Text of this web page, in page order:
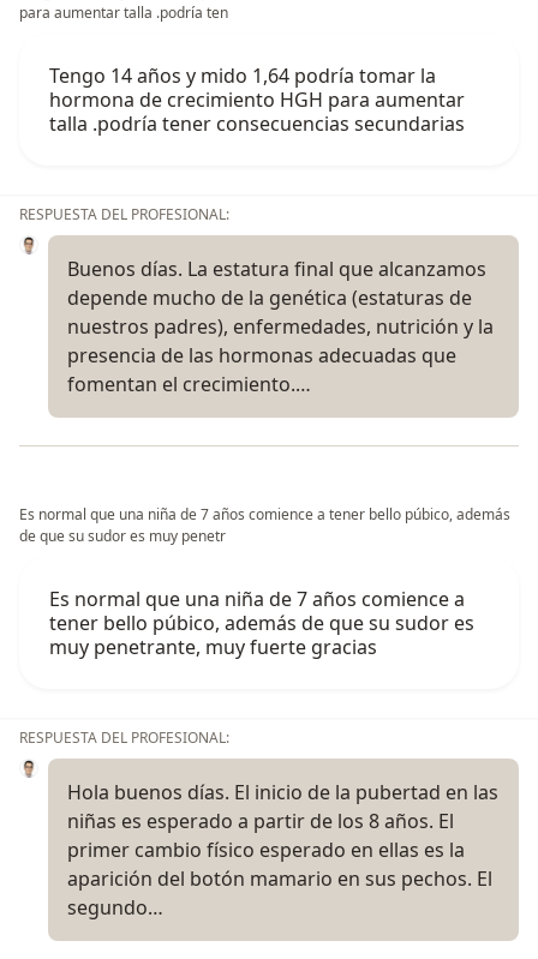
para aumentar talla .podría ten
Tengo 14 años y mido 1,64 podría tomar la
hormona de crecimiento HGH para aumentar
talla .podría tener consecuencias secundarias
RESPUESTA DEL PROFESIONAL:
Buenos días. La estatura final que alcanzamos
depende mucho de la genética (estaturas de
nuestros padres), enfermedades, nutrición y la
presencia de las hormonas adecuadas que
fomentan el crecimiento.…
Es normal que una niña de 7 años comience a tener bello púbico, además
de que su sudor es muy penetr
Es normal que una niña de 7 años comience a
tener bello púbico, además de que su sudor es
muy penetrante, muy fuerte gracias
RESPUESTA DEL PROFESIONAL:
Hola buenos días. El inicio de la pubertad en las
niñas es esperado a partir de los 8 años. El
primer cambio físico esperado en ellas es la
aparición del botón mamario en sus pechos. El
segundo…